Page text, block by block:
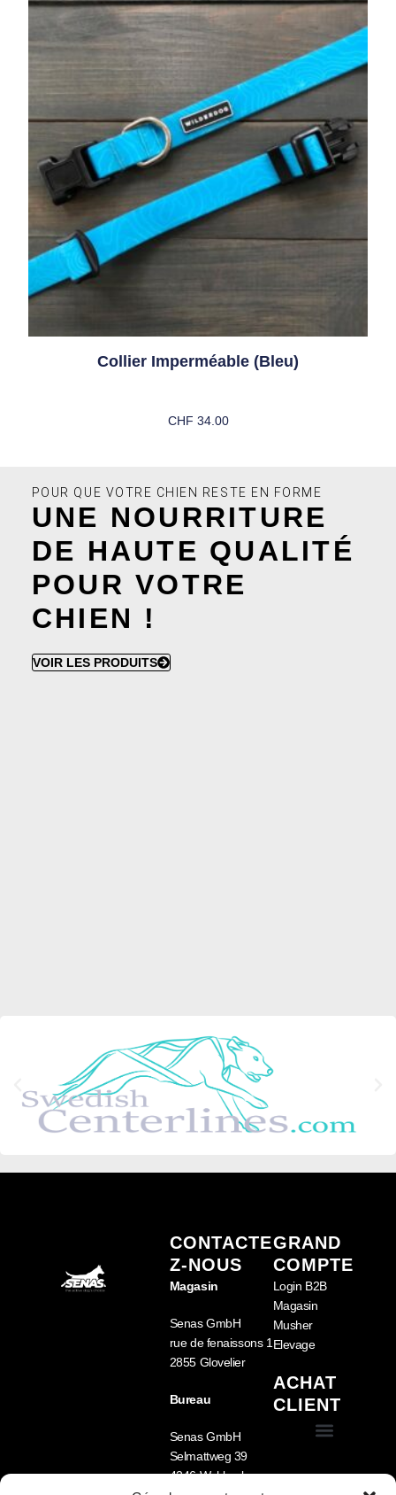
Collier Imperméable (bleu)
CHF 34.00
POUR QUE VOTRE CHIEN RESTE EN FORME
UNE NOURRITURE
DE HAUTE QUALITÉ
POUR VOTRE
CHIEN !
VOIR LES PRODUITS
CONTACTE
Z-NOUS
Magasin
Senas GmbH
rue de fenaissons 1
2855 Glovelier
Bureau
Senas GmbH
Selmattweg 39
4246 Wahlen b.
GRAND
COMPTE
Login B2B
Magasin
Musher
Elevage
ACHAT
CLIENT